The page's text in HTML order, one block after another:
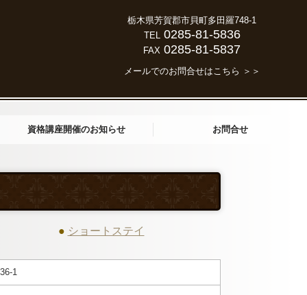
栃木県芳賀郡市貝町多田羅748-1
TEL 0285-81-5836
FAX 0285-81-5837
メールでのお問合せはこちら ＞＞
資格講座開催のお知らせ お問合せ
● ショートステイ
1